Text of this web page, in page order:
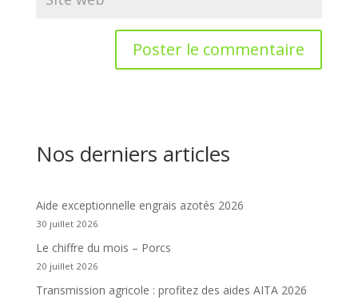
Nos derniers articles
Aide exceptionnelle engrais azotés 2026
30 juillet 2026
Le chiffre du mois – Porcs
20 juillet 2026
Transmission agricole : profitez des aides AITA 2026